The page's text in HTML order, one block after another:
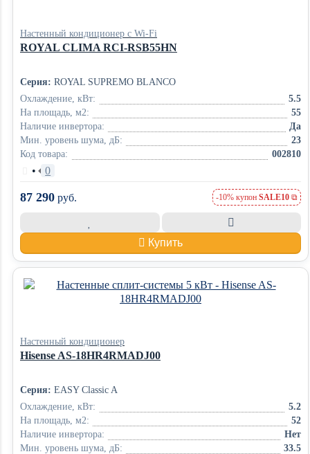
Настенный кондиционер с Wi-Fi
ROYAL CLIMA RCI-RSB55HN
Серия: ROYAL SUPREMO BLANCO
Охлаждение, кВт:
5.5
На площадь, м2:
55
Наличие инвертора:
Да
Мин. уровень шума, дБ:
23
Код товара:
002810
• 0
87 290 руб. -10% купон SALE10
Купить
Настенный кондиционер
Hisense AS-18HR4RMADJ00
Серия: EASY Classic A
Охлаждение, кВт:
5.2
На площадь, м2:
52
Наличие инвертора:
Нет
Мин. уровень шума, дБ:
33.5